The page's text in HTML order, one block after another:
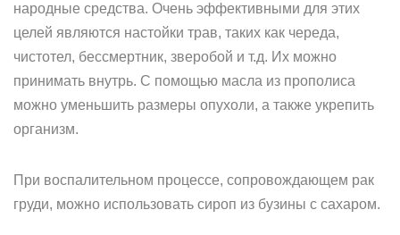
народные средства. Очень эффективными для этих
целей являются настойки трав, таких как череда,
чистотел, бессмертник, зверобой и т.д. Их можно
принимать внутрь. С помощью масла из прополиса
можно уменьшить размеры опухоли, а также укрепить
организм.
При воспалительном процессе, сопровождающем рак
груди, можно использовать сироп из бузины с сахаром.